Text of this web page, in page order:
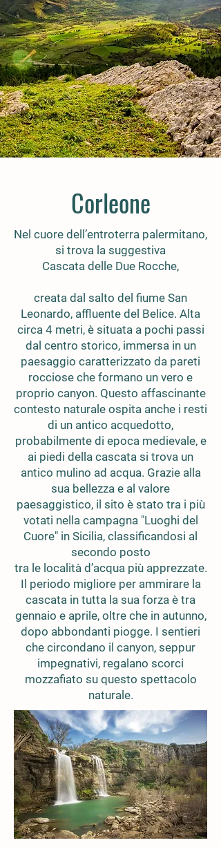
Corleone
Nel cuore dell’entroterra palermitano,
si trova la suggestiva
​Cascata delle Due Rocche,
creata dal salto del fiume San
Leonardo, affluente del Belice. Alta
circa 4 metri, è situata a pochi passi
dal centro storico, immersa in un
paesaggio caratterizzato da pareti
rocciose che formano un vero e
proprio canyon. Questo affascinante
contesto naturale ospita anche i resti
di un antico acquedotto,
probabilmente di epoca medievale, e
ai piedi della cascata si trova un
antico mulino ad acqua. Grazie alla
sua bellezza e al valore
paesaggistico, il sito è stato tra i più
votati nella campagna "Luoghi del
Cuore" in Sicilia, classificandosi al
secondo posto
tra le località d’acqua più apprezzate.
Il periodo migliore per ammirare la
cascata in tutta la sua forza è tra
gennaio e aprile, oltre che in autunno,
dopo abbondanti piogge. I sentieri
che circondano il canyon, seppur
impegnativi, regalano scorci
mozzafiato su questo spettacolo
naturale.